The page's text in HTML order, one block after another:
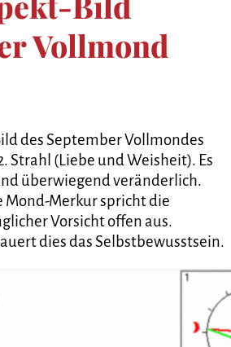
Vollmond
des September Vollmondes
Strahl (Liebe und Weisheit). Es
überwiegend veränderlich.
Mond-Merkur spricht die
Vorsicht offen aus.
dies das Selbstbewusstsein.